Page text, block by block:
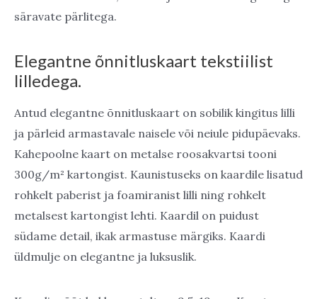
säravate pärlitega.
Elegantne õnnitluskaart tekstiilist
lilledega.
Antud elegantne õnnitluskaart on sobilik kingitus lilli
ja pärleid armastavale naisele või neiule pidupäevaks.
Kahepoolne kaart on metalse roosakvartsi tooni
300g/m² kartongist. Kaunistuseks on kaardile lisatud
rohkelt paberist ja foamiranist lilli ning rohkelt
metalsest kartongist lehti. Kaardil on puidust
südame detail, ikak armastuse märgiks. Kaardi
üldmulje on elegantne ja luksuslik.